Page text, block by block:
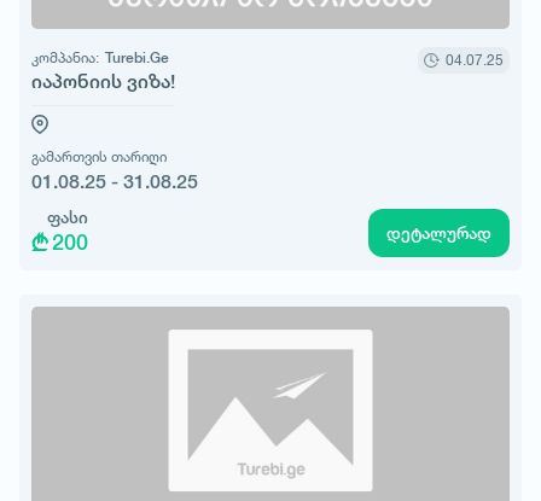
კომპანია: Turebi.Ge
იაპონიის ვიზა!
04.07.25
გამართვის თარიღი
01.08.25 - 31.08.25
ფასი
200 დეტალურად